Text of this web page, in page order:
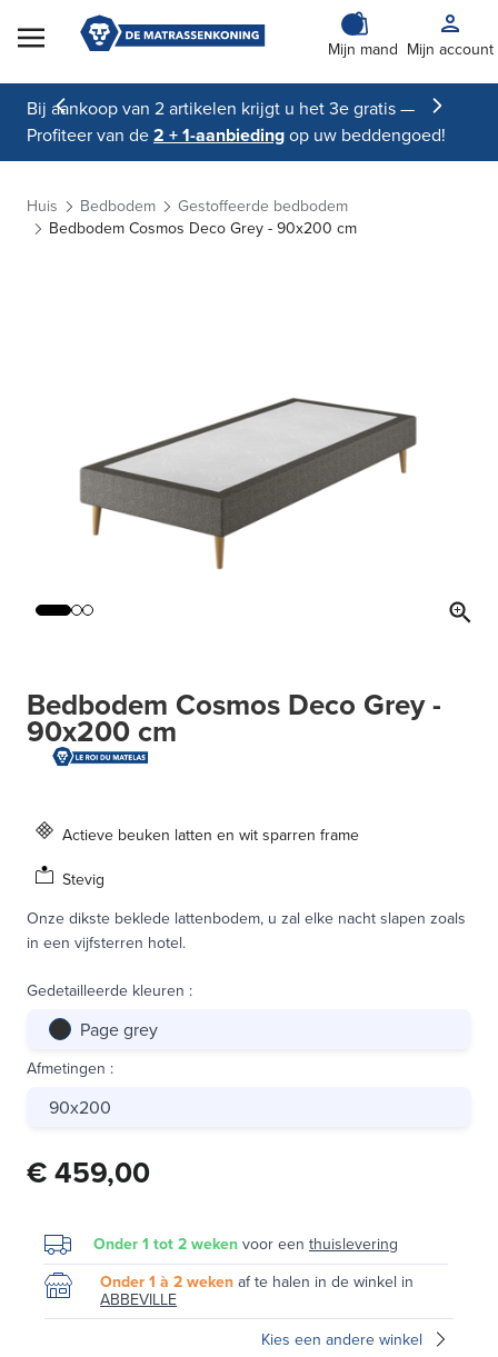
Skip to Content
Mijn mand Mijn account
Bij aankoop van 2 artikelen krijgt u het 3e gratis —
Profiteer van de2 + 1-aanbiedingop uw beddengoed!
Huis Bedbodem
Gestoffeerde bedbodem
Bedbodem Cosmos Deco Grey - 90x200 cm
Bedbodem Cosmos Deco Grey -
90x200 cm
Actieve beuken latten en wit sparren frame
Stevig
Onze dikste beklede lattenbodem, u zal elke nacht slapen zoals
in een vijfsterren hotel.
Gedetailleerde kleuren :
Page grey
Afmetingen :
90x200
€ 459,00
Onder 1 tot 2 weken voor een thuislevering
Onder 1 à 2 weken af te halen in de winkel in
ABBEVILLE
Kies een andere winkel